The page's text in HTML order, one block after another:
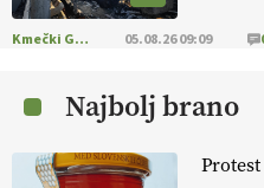
KMETIJSKA LIGA
EVROPA
EKOloško =
Kmečki Glas 05.08.26 09:09
Najbolj brano